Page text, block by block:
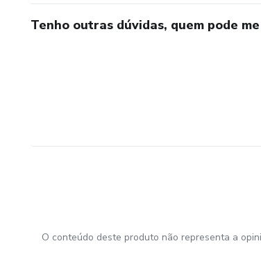
Tenho outras dúvidas, quem pode
O conteúdo deste produto não representa a